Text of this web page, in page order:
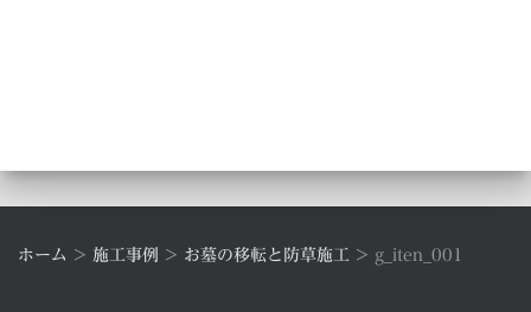
ホーム > 施工事例 > お墓の移転と防草施工 > g_iten_001